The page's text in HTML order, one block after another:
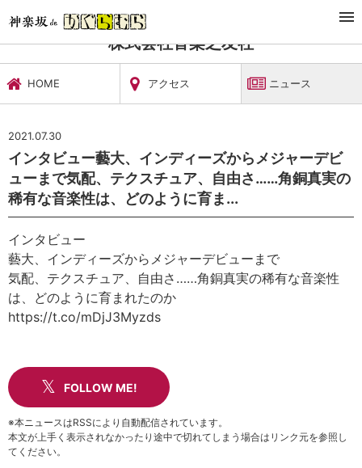
文化施設・ギャラリー
株式会社音楽之友社
HOME アクセス ニュース
2021.07.30
インタビュー藝大、インディーズからメジャーデビ
ューまで気配、テクスチュア、自由さ……角銅真実の
稀有な音楽性は、どのように育ま...
インタビュー
藝大、インディーズからメジャーデビューまで
気配、テクスチュア、自由さ……角銅真実の稀有な音楽性
は、どのように育まれたのか
https://t.co/mDjJ3Myzds
FOLLOW ME!
※本ニュースはRSSにより自動配信されています。
本文が上手く表示されなかったり途中で切れてしまう場合はリンク元を参照し
てください。